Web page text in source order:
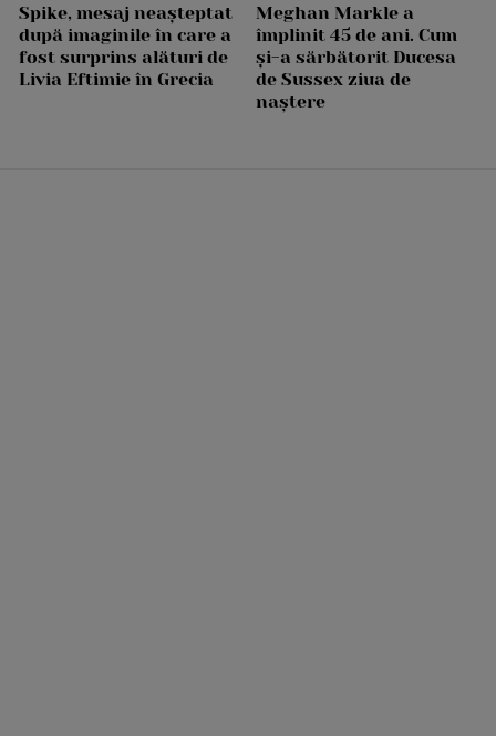
Spike, mesaj neașteptat
după imaginile în care a
fost surprins alături de
Livia Eftimie în Grecia
Meghan Markle a
împlinit 45 de ani. Cum
și-a sărbătorit Ducesa
de Sussex ziua de
naștere